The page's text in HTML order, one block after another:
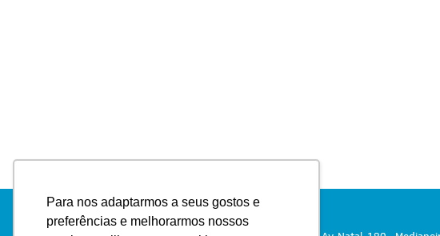
Para nos adaptarmos a seus gostos e
preferências e melhorarmos nossos